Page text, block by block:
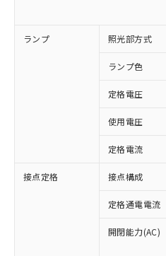
ランプ 照光部方式
ランプ色
定格電圧
使用電圧
定格電流
接点定格 接点構成
定格通電電流
開閉能力(AC)
ご利用条件
ご利用ください。
非含有に対応した製
有に対応した製品に切
対応予定なし：EU
非含有に非対応の商
定はありません。
調査・確認中：EU